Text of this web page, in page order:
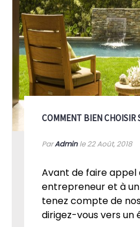
COMMENT BIEN CHOISIR
ParAdminle 22Août, 2018
Avant de faire appel
entrepreneur et à
tenez compte de
dirigez-vous vers un